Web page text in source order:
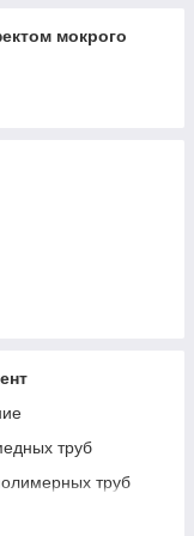
мокрого
скобозабивные
труб
труб
труб